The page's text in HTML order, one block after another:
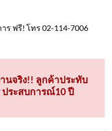
ฟรี! โทร 02-114-7006
นจริง!! ลูกค้าประทับ
ประสบการณ์10 ปี